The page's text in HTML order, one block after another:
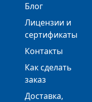
Блог
Лицензии и
сертификаты
Контакты
Как сделать
заказ
Доставка,